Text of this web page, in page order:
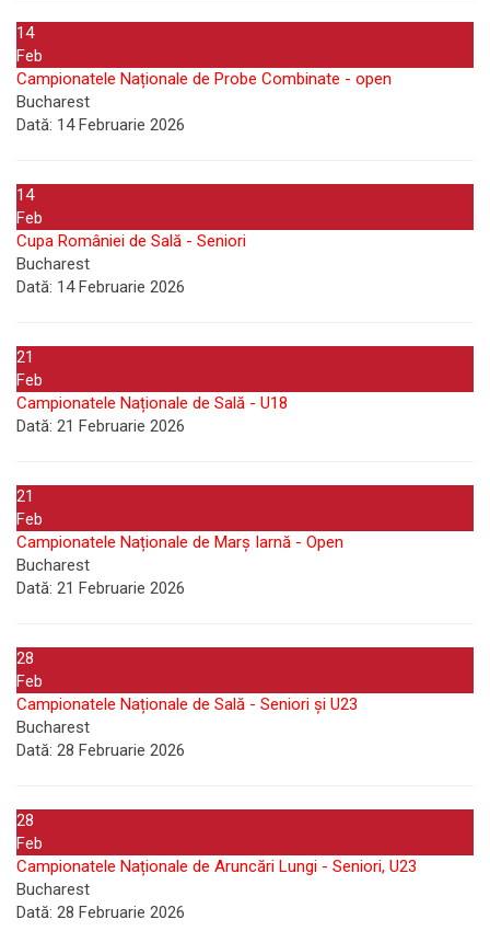
14
Feb
Campionatele Naționale de Probe Combinate - open
Bucharest
Dată: 14 Februarie 2026
14
Feb
Cupa României de Sală - Seniori
Bucharest
Dată: 14 Februarie 2026
21
Feb
Campionatele Naționale de Sală - U18
Dată: 21 Februarie 2026
21
Feb
Campionatele Naționale de Marș Iarnă - Open
Bucharest
Dată: 21 Februarie 2026
28
Feb
Campionatele Naționale de Sală - Seniori și U23
Bucharest
Dată: 28 Februarie 2026
28
Feb
Campionatele Naționale de Aruncări Lungi - Seniori, U23
Bucharest
Dată: 28 Februarie 2026